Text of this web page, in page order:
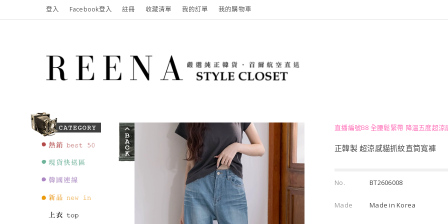
登入 Facebook登入 註冊 收藏清單 我的訂單 我的購物車
直播編號B8 全腰鬆緊帶 降溫五度超涼
正韓製 超涼感貓抓紋直筒寬褲
No. BT2606008
Made Made in Korea